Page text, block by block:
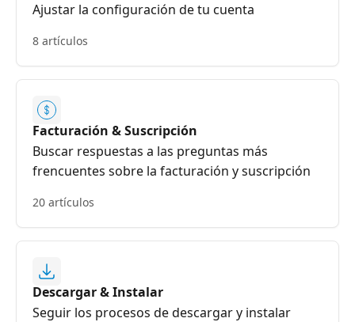
Ajustar la configuración de tu cuenta
8 artículos
Facturación & Suscripción
Buscar respuestas a las preguntas más
frencuentes sobre la facturación y suscripción
20 artículos
Descargar & Instalar
Seguir los procesos de descargar y instalar